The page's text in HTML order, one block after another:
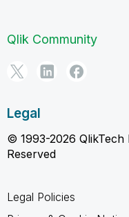
Qlik Community
Legal
© 1993-2026
Reserved
Legal Policies